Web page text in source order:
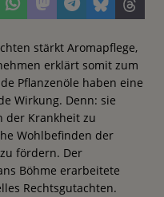
stärkt Aromapflege,
erklärt somit zum
Pflanzenöle haben eine
Wirkung. Denn: sie
der Krankheit zu
Wohlbefinden der
fördern. Der
Böhme erarbeitete
Rechtsgutachten.